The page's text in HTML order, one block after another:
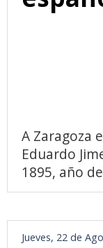
A Zaragoza
Eduardo
1895, año
Jueves, 22 de